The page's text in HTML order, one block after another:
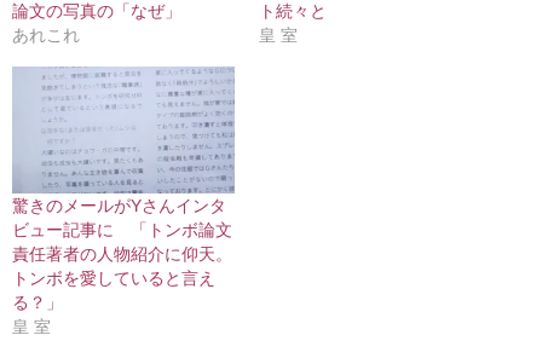
論文の写真の「なぜ」
あれこれ
ト続々と
皇 室
驚きのメールがYさんインタ
ビュー記事に 「トンボ論文
責任著者の人物紹介に仰天。
トンボを愛していると言え
る？」
皇 室